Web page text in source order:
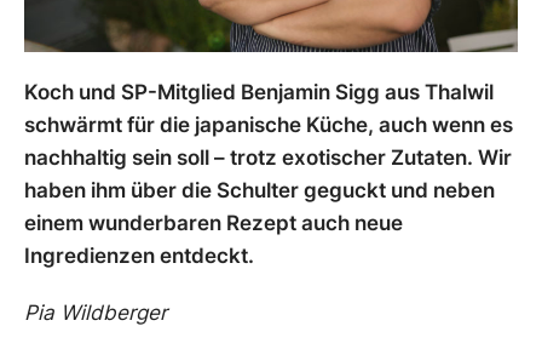
Koch und SP-Mitglied Benjamin Sigg aus Thalwil
schwärmt für die japanische Küche, auch wenn es
nachhaltig sein soll – trotz exotischer Zutaten. Wir
haben ihm über die Schulter geguckt und neben
einem wunderbaren Rezept auch neue
Ingredienzen entdeckt.
Pia Wildberger